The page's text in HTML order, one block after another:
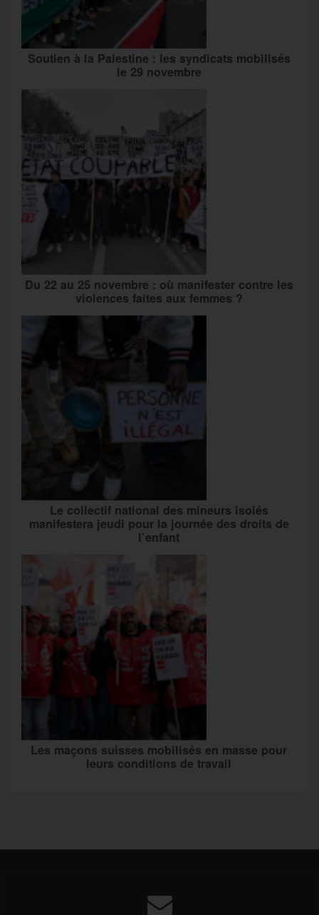
Soutien à la Palestine : les syndicats mobilisés
le 29 novembre
Du 22 au 25 novembre : où manifester contre les
violences faites aux femmes ?
Le collectif national des mineurs isolés
manifestera jeudi pour la journée des droits de
l’enfant
Les maçons suisses mobilisés en masse pour
leurs conditions de travail